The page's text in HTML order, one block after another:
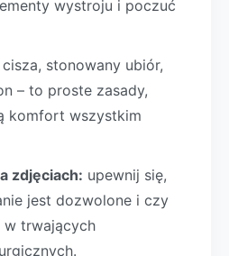
wystroju i poczuć
cisza, stonowany ubiór,
– to proste zasady,
komfort wszystkim
zdjęciach: upewnij się,
jest dozwolone i czy
w trwających